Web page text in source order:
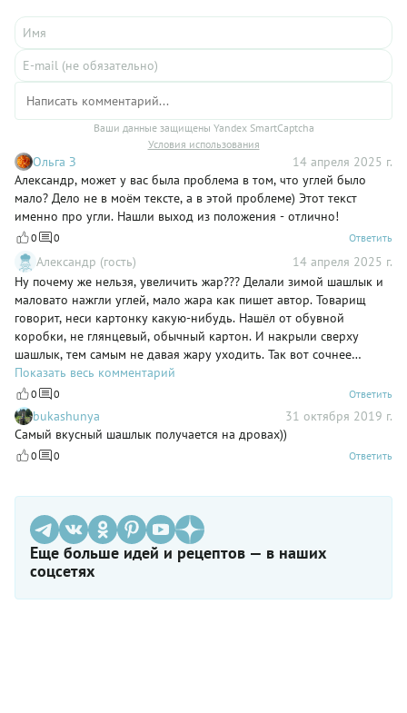
Ваши данные защищены Yandex SmartCaptcha
Условия использования
Ольга З
14 апреля 2025 г.
Александр, может у вас была проблема в том, что углей было
мало? Дело не в моём тексте, а в этой проблеме) Этот текст
именно про угли. Нашли выход из положения - отлично!
0 0 Ответить
Александр (гость)
14 апреля 2025 г.
Ну почему же нельзя, увеличить жар??? Делали зимой шашлык и
маловато нажгли углей, мало жара как пишет автор. Товарищ
говорит, неси картонку какую-нибудь. Нашёл от обувной
коробки, не глянцевый, обычный картон. И накрыли сверху
шашлык, тем самым не давая жару уходить. Так вот сочнее
шашлыка я не ел! Всё приготовилось на ура. Автор, тема углей не
раскрыта.
Показать весь комментарий
0 0 Ответить
bukashunya
31 октября 2019 г.
Самый вкусный шашлык получается на дровах))
0 0 Ответить
Еще больше идей и рецептов — в наших
соцсетях